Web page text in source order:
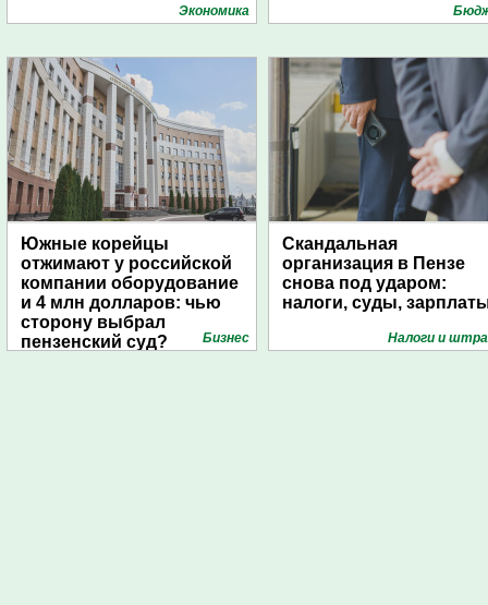
Экономика
Южные корейцы
отжимают у российской
компании оборудование
и 4 млн долларов: чью
сторону выбрал
пензенский суд?
Бизнес
Скандальная
организация в Пензе
снова под ударом:
налоги, суды,
Налоги и